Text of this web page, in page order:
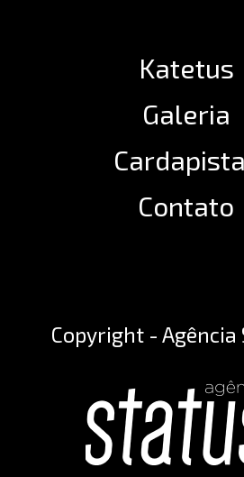
Katetus
Galeria
Contato
Copyright - Agência